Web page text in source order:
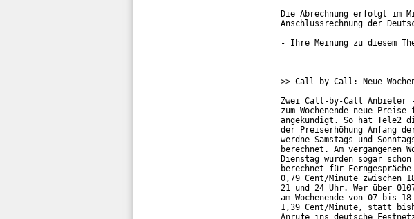
Die Abrechnung erfolgt im
Anschlussrechnung der
- Ihre Meinung zu diesem
>> Call-by-Call: Neue
Zwei Call-by-Call Anbieter
zum Wochenende neue
angekündigt. So hat Tele2
der Preiserhöhung Anfang
werdne Samstags und
berechnet. Am vergangenen
Dienstag wurden sogar
berechnet für
0,79 Cent/Minute zwischen
21 und 24 Uhr. Wer über
am Wochenende von 07 bis
1,39 Cent/Minute, statt